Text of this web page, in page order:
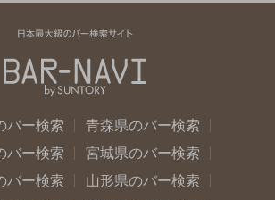
バー検索
青森県のバー検索
バー検索
宮城県のバー検索
バー検索
山形県のバー検索